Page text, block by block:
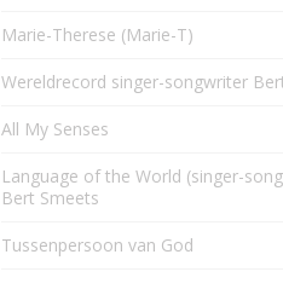
Marie-Therese (Marie-T)
Wereldrecord singer-songwriter
All My Senses
Language of the World (singer-
Bert Smeets
Tussenpersoon van God